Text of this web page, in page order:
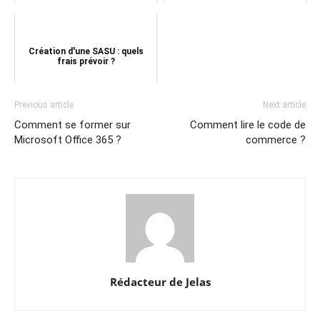
Création d'une SASU : quels
frais prévoir ?
Previous article
Comment se former sur
Microsoft Office 365 ?
Next article
Comment lire le code de
commerce ?
Rédacteur de Jelas